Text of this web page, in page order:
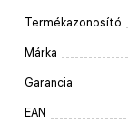
Termékazonosító
Márka
Garancia
EAN